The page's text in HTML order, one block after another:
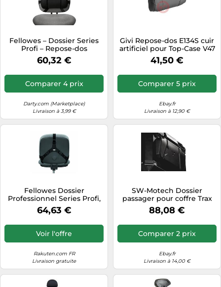
Fellowes – Dossier Series
Profi – Repose-dos
ergonomique mousse
mémoire Microban – Noir
60,32 €
Comparer 4 prix
Darty.com (Marketplace)
Livraison à 3,99 €
Givi Repose-dos E134S cuir
artificiel pour Top-Case V47
Tech
41,50 €
Comparer 5 prix
Ebay.fr
Livraison à 12,90 €
Fellowes Dossier
Professionnel Series Profi,
Repose Dos,Noir
64,63 €
Voir l'offre
Rakuten.com FR
Livraison gratuite
SW-Motech Dossier
passager pour coffre Trax
ADV Noir
88,08 €
Comparer 2 prix
Ebay.fr
Livraison à 14,00 €